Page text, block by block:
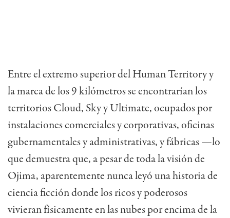
Entre el extremo superior del Human Territory y
la marca de los 9 kilómetros se encontrarían los
territorios Cloud, Sky y Ultimate, ocupados por
instalaciones comerciales y corporativas, oficinas
gubernamentales y administrativas, y fábricas —lo
que demuestra que, a pesar de toda la visión de
Ojima, aparentemente nunca leyó una historia de
ciencia ficción donde los ricos y poderosos
vivieran físicamente en las nubes por encima de la